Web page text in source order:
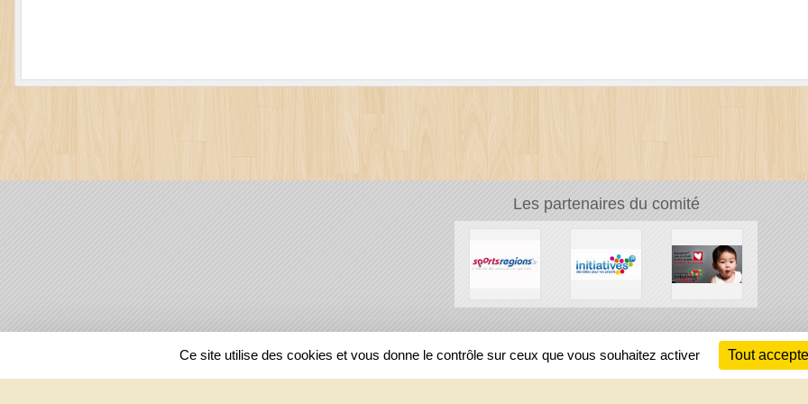
Les partenaires du comité
REGIONS
Ce site utilise des cookies et vous donne le contrôle sur ceux que vous souhaitez activer Tout